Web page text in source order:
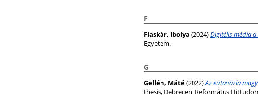
F
Flaskár, Ibolya (2024)Digitális média
Egyetem.
G
Gellén, Máté(2022)Az eutanázia
thesis, Debreceni Református